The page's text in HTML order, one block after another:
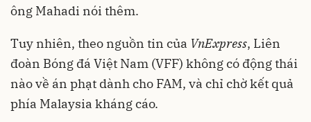
ông Mahadi nói thêm.
Tuy nhiên, theo nguồn tin của VnExpress, Liên
đoàn Bóng đá Việt Nam (VFF) không có động thái
nào về án phạt dành cho FAM, và chỉ chờ kết quả
phía Malaysia kháng cáo.